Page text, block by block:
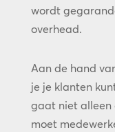
wordt
overhead.
Aan de hand
je je klanten
gaat niet alleen
moet